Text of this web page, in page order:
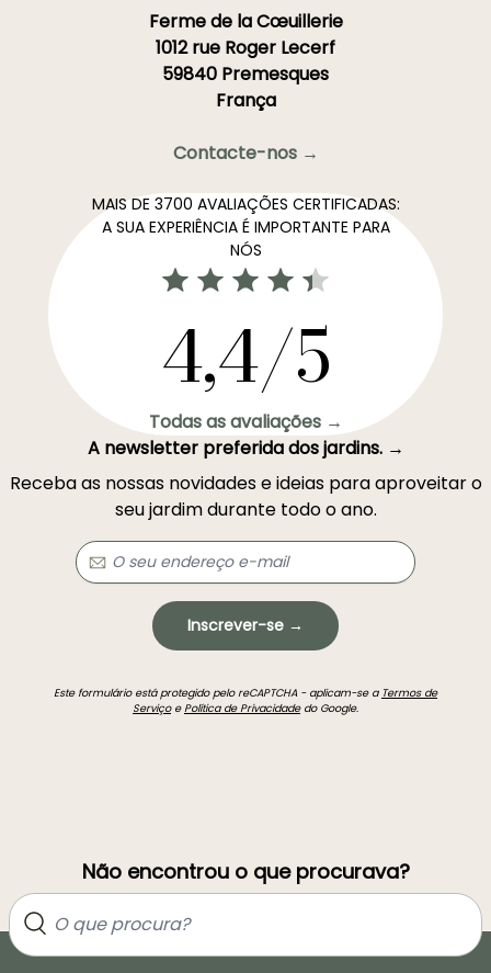
Ferme de la Cœuillerie
1012 rue Roger Lecerf
59840 Premesques
França
Contacte-nos →
MAIS DE 3700 AVALIAÇÕES CERTIFICADAS:
A SUA EXPERIÊNCIA É IMPORTANTE PARA
NÓS
4,4/5
Todas as avaliações →
A newsletter preferida dos jardins. →
Receba as nossas novidades e ideias para aproveitar o
seu jardim durante todo o ano.
Inscrever-se →
Este formulário está protegido pelo reCAPTCHA - aplicam-se a Termos de
ServiçoePolítica de Privacidadedo Google.
Não encontrou o que procurava?